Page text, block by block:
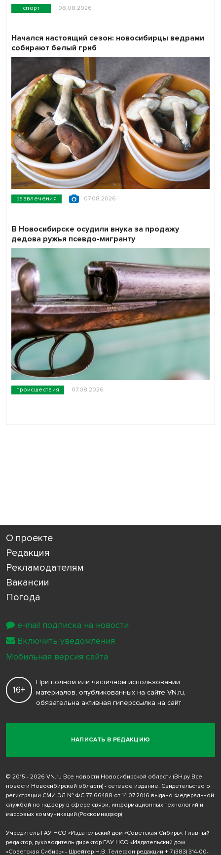
спорт 08.08.2026
развлечения 07.08.2026
Начался настоящий сезон: новосибирцы ведрами
собирают белый гриб
происшествия 07.08.2026
В Новосибирске осудили внука за продажу
дедова ружья псевдо-мигранту
О проекте
Редакция
Рекламодателям
Вакансии
Погода
НАПИСАТЬ В РЕДАКЦИЮ
16+
При полном или частичном использовании
материалов, опубликованных на сайте VN.ru,
обязательна активная гиперссылка на сайт
© 2015 - 2026 VN.ru Все новости Новосибирской области (ВН.ру Все
новости Новосибирской области) - сетевое издание. Свидетельство о
регистрации СМИ ЭЛ № ФС 77-66488 от 14.07.2016 выдано Федеральной
службой по надзору в сфере связи, информационных технологий и
массовых коммуникаций (Роскомнадзор)
Учредитель ГАУ НСО «Издательский дом «Советская Сибирь». Главный
редактор, руководитель-директор ГАУ НСО «Издательский дом
«Советская Сибирь» - Шрейтер Н.В. Телефон редакции + 7 (383) 314-00-
e-mail подписка на новости
Включить уведомления
Мобильная версия сайта